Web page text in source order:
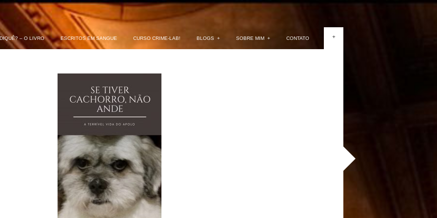
– O LIVRO ESCRITOS EM SANGUE CURSO CRIME-LAB! BLOGS + SOBRE MIM + CONTATO +